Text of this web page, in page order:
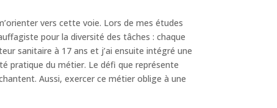
vers cette voie. Lors de mes études
pour la diversité des tâches : chaque
sanitaire à 17 ans et j’ai ensuite intégré une
pratique du métier. Le défi que représente
Aussi, exercer ce métier oblige à une